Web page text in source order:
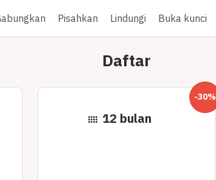
Pisahkan Lindungi Buka kunci
Daftar
12 bulan
-30%